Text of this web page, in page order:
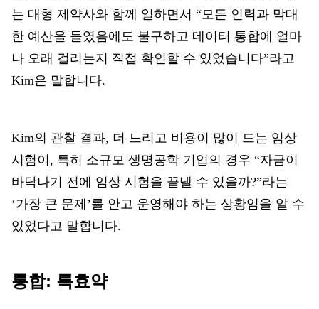
는 대형 제약사와 함께 일하면서 “모든 인력과 막대
한 예산을 들였음에도 불구하고 데이터 통합에 얼마
나 오래 걸리는지 직접 확인할 수 있었습니다”라고
Kim은 말합니다.
Kim의 관찰 결과, 더 느리고 비용이 많이 드는 임상
시험이 , 특히 소규모 생명공학 기업의 경우 “자금이
바닥나기 전에 임상 시험을 끝낼 수 있을까?”라는
‘가장 큰 문제’를 안고 운영해야 하는 상황임을 알 수
있었다고 말합니다.
통합: 특효약